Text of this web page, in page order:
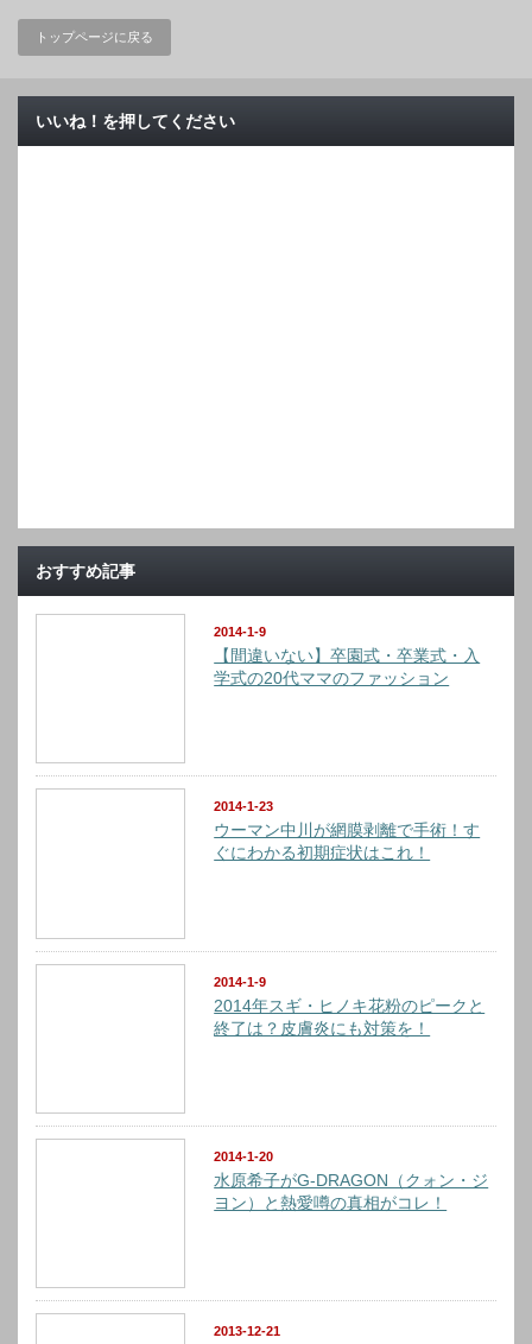
トップページに戻る
いいね！を押してください
おすすめ記事
2014-1-9
【間違いない】卒園式・卒業式・入
学式の20代ママのファッション
2014-1-23
ウーマン中川が網膜剥離で手術！す
ぐにわかる初期症状はこれ！
2014-1-9
2014年スギ・ヒノキ花粉のピークと
終了は？皮膚炎にも対策を！
2014-1-20
水原希子がG-DRAGON（クォン・ジ
ヨン）と熱愛噂の真相がコレ！
2013-12-21